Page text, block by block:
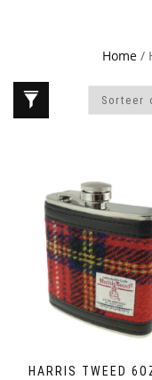
Home/
HARRIS TWEED